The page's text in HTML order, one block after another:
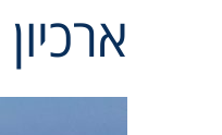
ארכיון